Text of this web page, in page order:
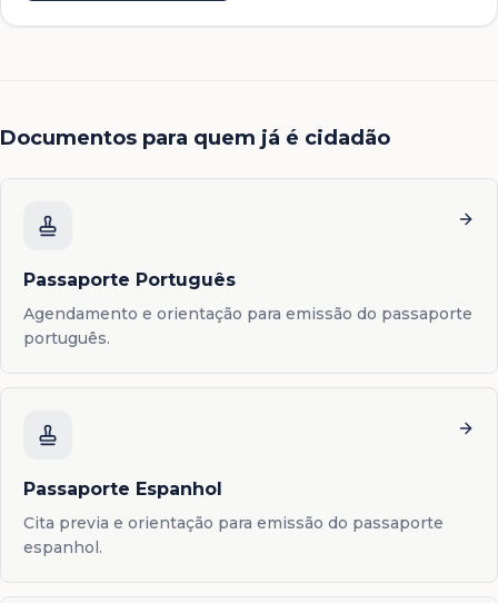
Documentos para quem já é cidadão
Passaporte Português
Agendamento e orientação para emissão do passaporte
português.
Passaporte Espanhol
Cita previa e orientação para emissão do passaporte
espanhol.